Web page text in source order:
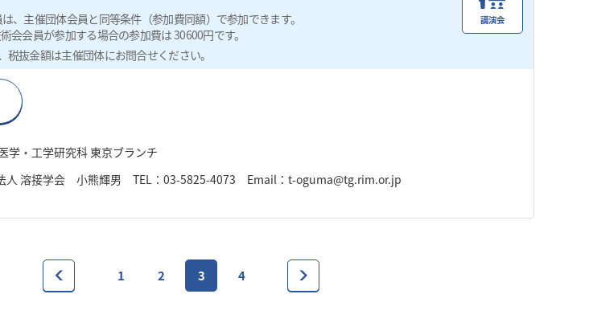
、主催団体会員と同等条件（参加費同額）で参加できます。
会会員が参加する場合の参加費は 30600円です。
税抜金額は主催団体にお問合せください。
講演会
学・工学研究科 東京ブランチ
人 溶接学会 小熊輝男 TEL：03-5825-4073 Email：t-oguma@tg.rim.or.jp
1 2 3 4